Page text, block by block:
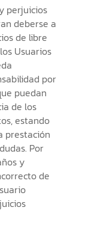
perjuicios
deberse a
de libre
Usuarios
por
puedan
de los
estando
prestación
Por
y
de